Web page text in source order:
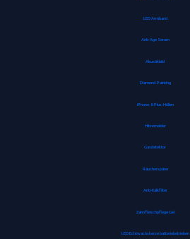
LED Armband
Anti-Age Serum
Akustikbild
Diamond-Painting
iPhone-8-Plus-Hüllen
Hitzemelder
Gasdetektor
Räucherspäne
Anti-Kalkfilter
Zahnfleischpflege Gel
LED Echtwachskerze batteriebetrieben